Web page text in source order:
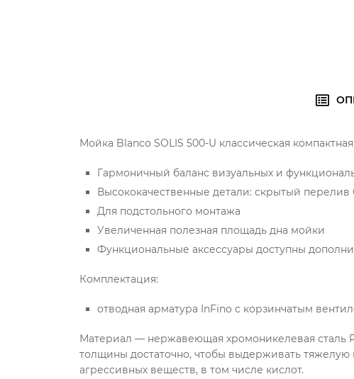
Мойка Blanco SOLIS 500-U классическая
Гармоничный баланс визуальных и
Высококачественные детали: скрытый
Для подстольного монтажа
Увеличенная полезная площадь дна мойки
Функциональные аксессуары доступны
Комплектация:
отводная арматура InFino с корзинчатым
Материал — нержавеющая хромоникелевая сталь
толщины достаточно, чтобы выдерживать
агрессивных веществ, в том числе кислот.